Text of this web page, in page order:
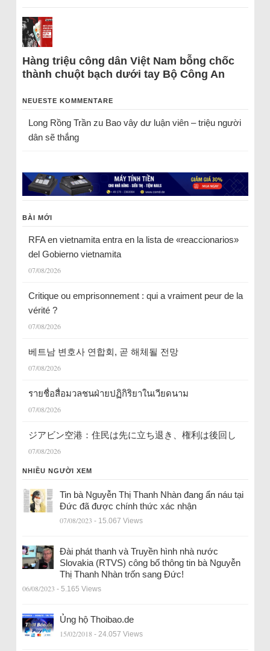
Hàng triệu công dân Việt Nam bỗng chốc
thành chuột bạch dưới tay Bộ Công An
NEUESTE KOMMENTARE
Long Rồng Trầnzu Bao vây dư luận viên – triệu người
dân sẽ thắng
BÀI MỚI
RFA en vietnamita entra en la lista de «reaccionarios»
del Gobierno vietnamita
07/08/2026
Critique ou emprisonnement : qui a vraiment peur de la
vérité ?
07/08/2026
베트남 변호사 연합회, 곧 해체될 전망
07/08/2026
รายชื่อสื่อมวลชนฝ่ายปฏิกิริยาในเวียดนาม
07/08/2026
ジアビン空港：住民は先に立ち退き、権利は後回し
07/08/2026
NHIỀU NGƯỜI XEM
Tin bà Nguyễn Thị Thanh Nhàn đang ẩn náu tại
Đức đã được chính thức xác nhận
07/08/2023 - 15.067 Views
Đài phát thanh và Truyền hình nhà nước
Slovakia (RTVS) công bố thông tin bà Nguyễn
Thị Thanh Nhàn trốn sang Đức!
06/08/2023 - 5.165 Views
Ủng hộ Thoibao.de
15/02/2018 - 24.057 Views